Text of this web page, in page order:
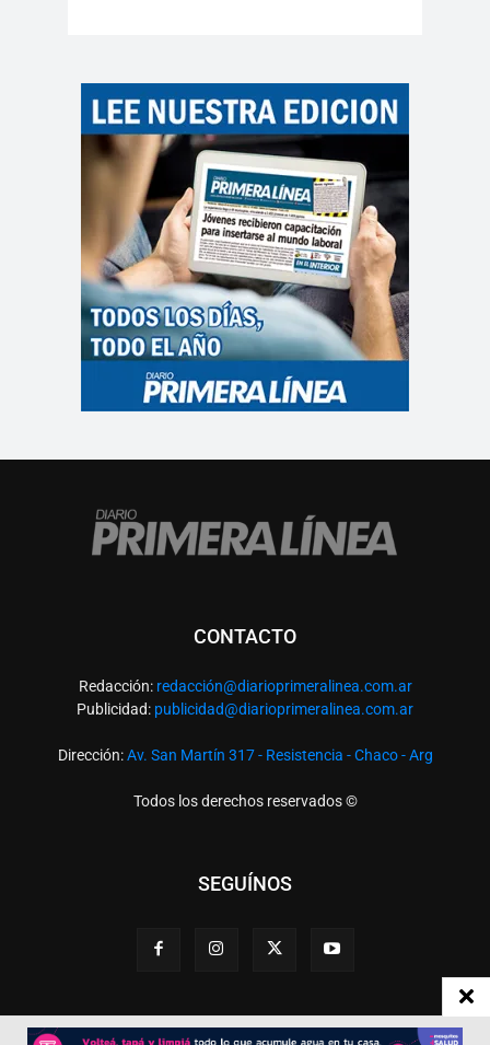
CONTACTO
Redacción: redacción@diarioprimeralinea.com.ar
Publicidad: publicidad@diarioprimeralinea.com.ar
Dirección:Av. San Martín 317 - Resistencia - Chaco - Arg
Todos los derechos reservados ©
SEGUÍNOS